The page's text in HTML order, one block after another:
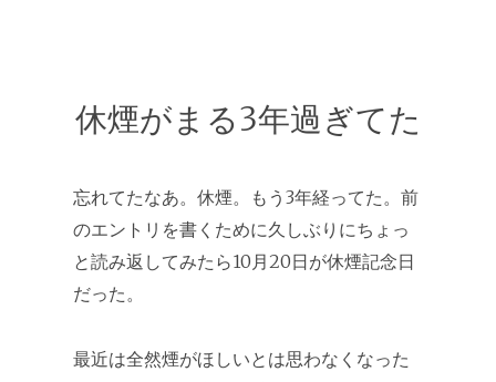
休煙がまる3年過ぎてた
忘れてたなあ。休煙。もう3年経ってた。前
のエントリを書くために久しぶりにちょっ
と読み返してみたら10月20日が休煙記念日
だった。
最近は全然煙がほしいとは思わなくなった